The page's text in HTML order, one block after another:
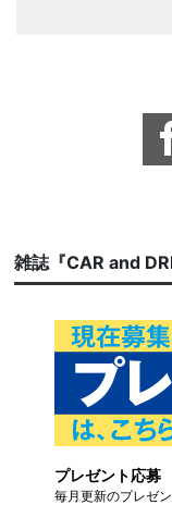
雑誌『CAR and
プレゼント応募
毎月更新のプレゼ